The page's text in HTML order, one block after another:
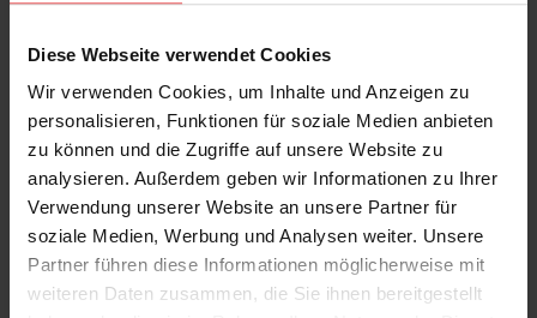
Diese Webseite verwendet Cookies
Wir verwenden Cookies, um Inhalte und Anzeigen zu
personalisieren, Funktionen für soziale Medien anbieten
zu können und die Zugriffe auf unsere Website zu
analysieren. Außerdem geben wir Informationen zu Ihrer
Verwendung unserer Website an unsere Partner für
soziale Medien, Werbung und Analysen weiter. Unsere
Partner führen diese Informationen möglicherweise mit
weiteren Daten zusammen, die Sie ihnen bereitgestellt
Sie haben Fragen zum Produkt?
Frage stellen
+49 (0)221 932 81 82